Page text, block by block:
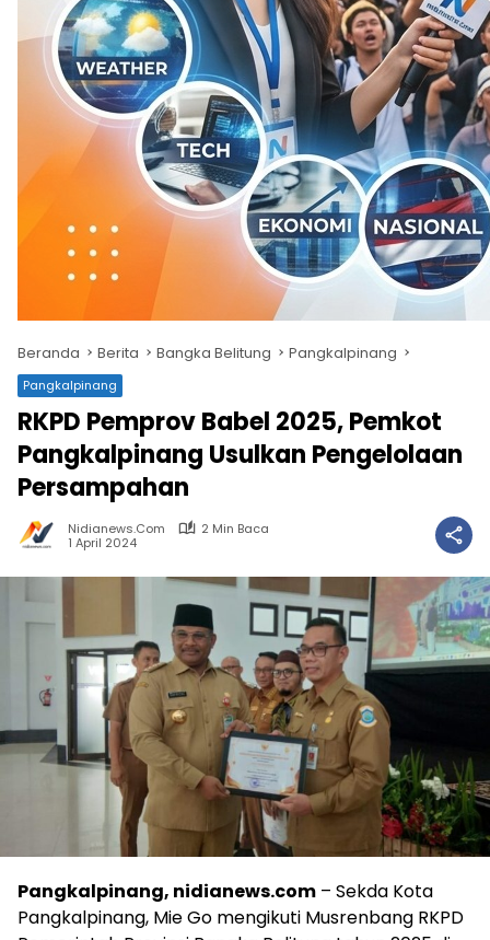
Beranda Berita Bangka Belitung Pangkalpinang
Pangkalpinang
RKPD Pemprov Babel 2025, Pemkot
Pangkalpinang Usulkan Pengelolaan
Persampahan
Nidianews.com
2 Min Baca
1 April 2024
Pangkalpinang, nidianews.com – Sekda Kota
Pangkalpinang, Mie Go mengikuti Musrenbang RKPD